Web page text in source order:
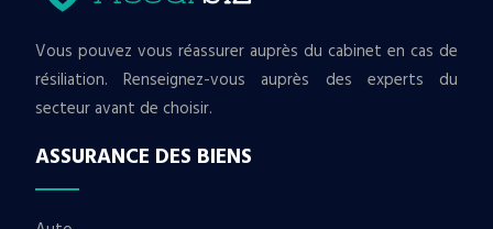
Vous pouvez vous réassurer auprès du cabinet en cas de
résiliation. Renseignez-vous auprès des experts du
secteur avant de choisir.
ASSURANCE DES BIENS